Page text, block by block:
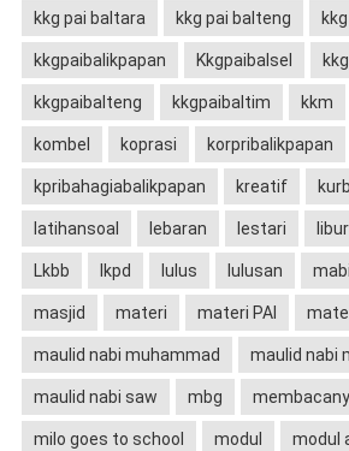
kkg pai baltara kkg pai balteng
kkgpaibalikpapan Kkgpaibalsel
kkgpaibalteng kkgpaibaltim kkm
kombel koprasi korpribalikpapan
kpribahagiabalikpapan kreatif
latihansoal lebaran lestari
Lkbb lkpd lulus lulusan
masjid materi materi PAI
maulid nabi muhammad maulid nabi
maulid nabi saw mbg
milo goes to school modul modul